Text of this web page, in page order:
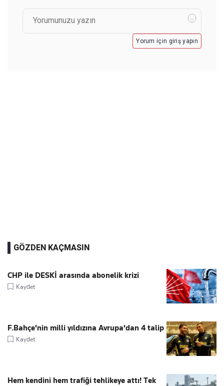
Yorum için giriş yapın
GÖZDEN KAÇMASIN
CHP ile DESKİ arasında abonelik krizi
Kaydet
F.Bahçe'nin milli yıldızına Avrupa'dan 4 talip
Kaydet
Hem kendini hem trafiği tehlikeye attı! Tek